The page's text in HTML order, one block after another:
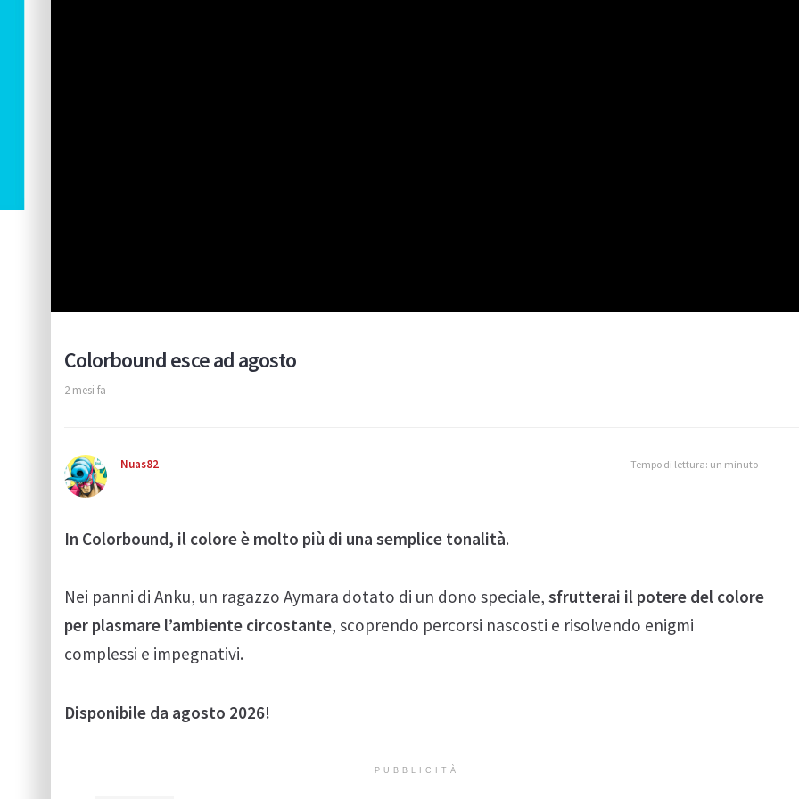
Colorbound esce ad agosto
2 mesi fa
Nuas82 Tempo di lettura: un minuto
In Colorbound, il colore è molto più di una semplice tonalità.
Nei panni di Anku, un ragazzo Aymara dotato di un dono speciale, sfrutterai il potere del colore
per plasmare l’ambiente circostante, scoprendo percorsi nascosti e risolvendo enigmi
complessi e impegnativi.
Disponibile da agosto 2026!
PUBBLICITÀ